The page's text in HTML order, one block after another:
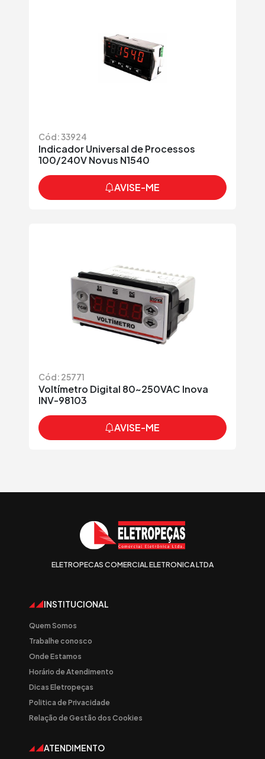
Cód: 33924
Indicador Universal de Processos
100/240V Novus N1540
AVISE-ME
Cód: 25771
Voltímetro Digital 80~250VAC Inova
INV-98103
AVISE-ME
ELETROPECAS COMERCIAL ELETRONICA LTDA
INSTITUCIONAL
Quem Somos
Trabalhe conosco
Onde Estamos
Horário de Atendimento
Dicas Eletropeças
Politica de Privacidade
Relação de Gestão dos Cookies
ATENDIMENTO